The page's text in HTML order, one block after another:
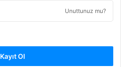
Unuttunuz mu?
Kayıt Ol